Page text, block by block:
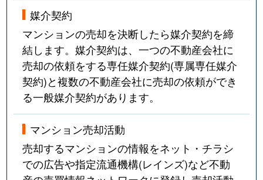
媒介契約
マンションの売却を決断したら媒介契約を締
結します。媒介契約は、一つの不動産会社に
売却の依頼をする専任媒介契約(専属専任媒介
契約)と複数の不動産会社に売却の依頼ができ
る一般媒介契約があります。
マンション売却活動
売却するマンションの情報をネット・チラシ
での広告や指定流通機構(レインズ)など不動